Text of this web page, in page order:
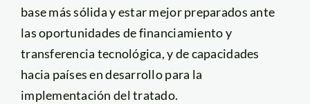
base más sólida y estar mejor preparados ante
las oportunidades de financiamiento y
transferencia tecnológica, y de capacidades
hacia países en desarrollo para la
implementación del tratado.